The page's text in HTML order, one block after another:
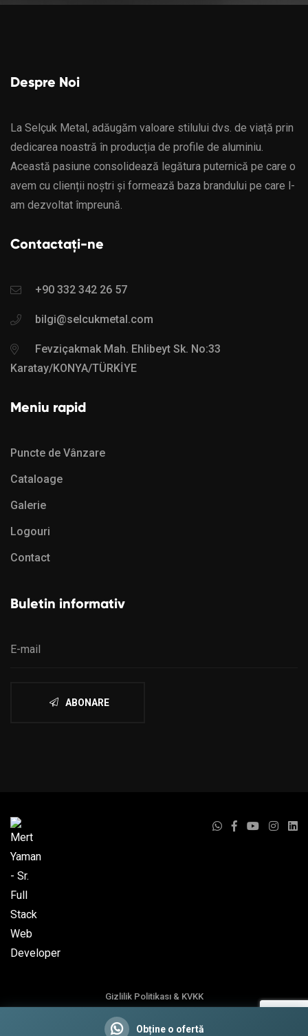
Despre Noi
La Selçuk Metal, adăugăm valoare stilului dvs. de viață prin
dedicarea noastră în producția de profile de aluminiu.
Această pasiune consolidează legătura puternică pe care o
avem cu clienții noștri și formează baza brandului pe care l-
am dezvoltat împreună.
Contactați-ne
+90 332 342 26 57
bilgi@selcukmetal.com
Fevziçakmak Mah. Ehlibeyt Sk. No:33
Karatay/KONYA/TÜRKİYE
Meniu rapid
Puncte de Vânzare
Cataloage
Galerie
Logouri
Contact
Buletin informativ
ABONARE
Gizlilik Politikası & KVKK
Obține o ofertă